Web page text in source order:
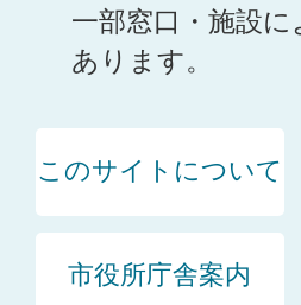
一部窓口・施設
あります。
このサイトについて
市役所庁舎案内